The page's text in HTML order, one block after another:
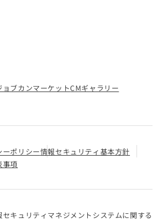
ョブカンマーケットCMギャラリー
ーポリシー情報セキュリティ基本方針
事項
キュリティマネジメントシステムに関する